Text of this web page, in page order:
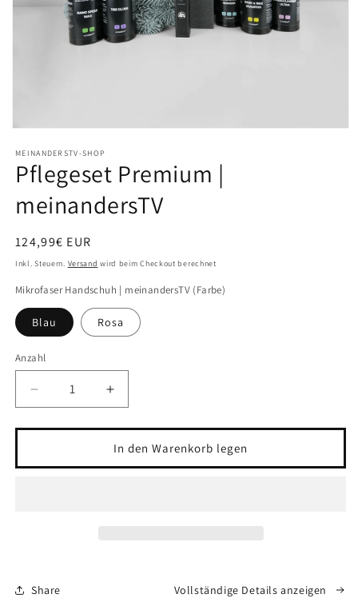
in
Modal
öffnen
MEINANDERSTV-SHOP
Pflegeset Premium |
meinandersTV
Normaler
Preis
124,99€ EUR
Inkl. Steuern. Versand wird beim Checkout berechnet
Mikrofaser Handschuh | meinandersTV (Farbe)
Blau Rosa
Anzahl
Anzahl
Verringere
die
Menge
Pflegeset
Erhöhe
die
Menge
für
Pflegeset
In den Warenkorb legen
Share Vollständige Details anzeigen